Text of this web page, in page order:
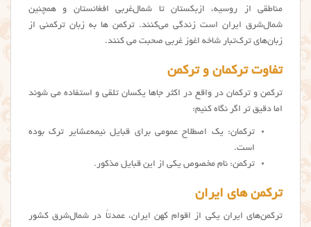
مناطقی از روسیه، ازبکستان تا شمال‌غربی افغانستان و همچنین
شمال‌شرق ایران است زندگی می‌کنند. ترکمن ها به زبان ترکمنی از
زبان‌های ترک‌تبار شاخه اغوز غربی صحبت می کنند.
تفاوت ترکمان و ترکمن
ترکمن و ترکمان در واقع در اکثر جاها یکسان تلقی و استفاده می شوند
اما دقیق تر اگر نگاه کنیم:
ترکمان: یک اصطلاح عمومی برای قبایل نیمه‌عشایر ترک بوده
است.
ترکمن: نام مخصوص یکی از این قبایل مذکور.
ترکمن های ایران
ترکمن‌های ایران یکی از اقوام کهن ایران، عمدتاً در شمال‌شرق کشور